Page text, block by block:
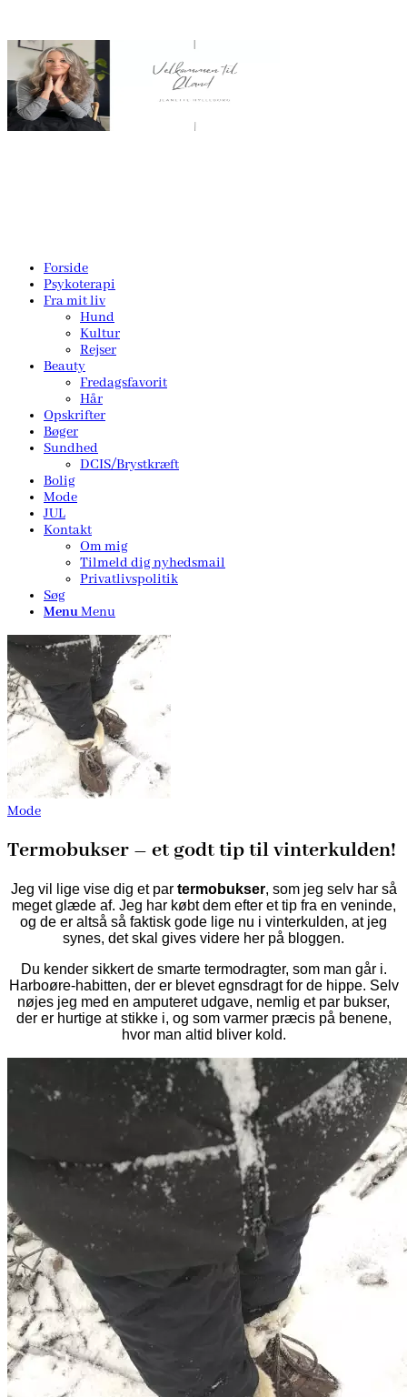
Forside
Psykoterapi
Fra mit liv
Hund
Kultur
Rejser
Beauty
Fredagsfavorit
Hår
Opskrifter
Bøger
Sundhed
DCIS/Brystkræft
Bolig
Mode
JUL
Kontakt
Om mig
Tilmeld dig nyhedsmail
Privatlivspolitik
Søg
MenuMenu
Mode
Termobukser – et godt tip til vinterkulden!
Jeg vil lige vise dig et par termobukser, som jeg selv har så
meget glæde af. Jeg har købt dem efter et tip fra en veninde,
og de er altså så faktisk gode lige nu i vinterkulden, at jeg
synes, det skal gives videre her på bloggen.
Du kender sikkert de smarte termodragter, som man går i.
Harboøre-habitten, der er blevet egnsdragt for de hippe. Selv
nøjes jeg med en amputeret udgave, nemlig et par bukser,
der er hurtige at stikke i, og som varmer præcis på benene,
hvor man altid bliver kold.